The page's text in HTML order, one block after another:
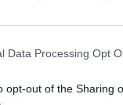
Data Processing Opt
opt-out of the Sharing